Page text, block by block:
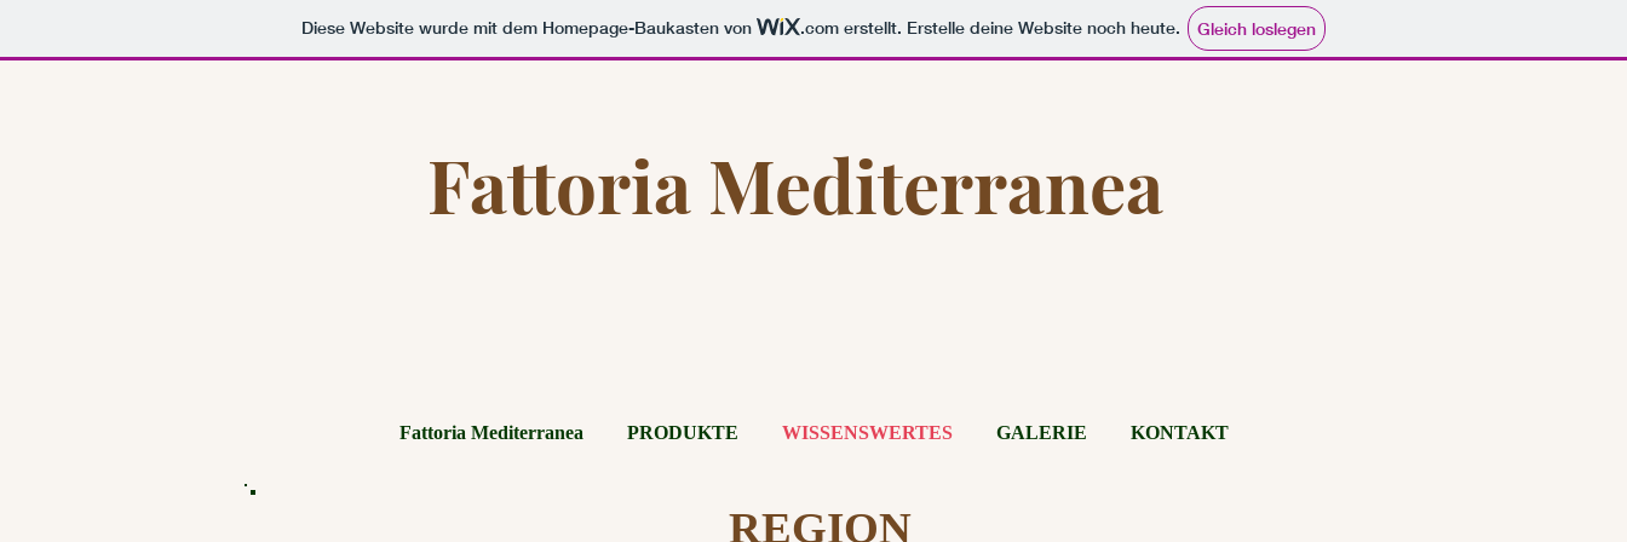
Diese Website wurde mit dem Homepage-Baukasten von .com erstellt. Erstelle deine Website noch heute. Gleich loslegen
Fattoria Mediterranea
Fattoria Mediterranea PRODUKTE WISSENSWERTES GALERIE KONTAKT
REGION